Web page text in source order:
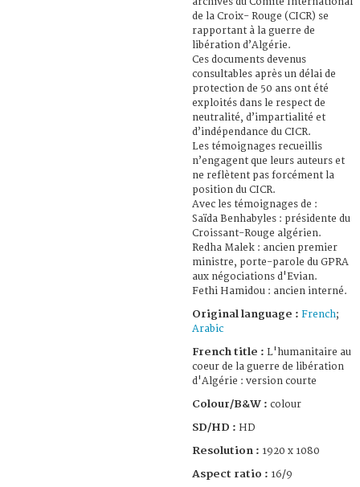
de la Croix- Rouge (CICR) se
rapportant à la guerre de
libération d’Algérie.
Ces documents devenus
consultables après un délai de
protection de 50 ans ont été
exploités dans le respect de
neutralité, d’impartialité et
d’indépendance du CICR.
Les témoignages recueillis
n’engagent que leurs auteurs et
ne reflètent pas forcément la
position du CICR.
Avec les témoignages de :
Saïda Benhabyles : présidente du
Croissant-Rouge algérien.
Redha Malek : ancien premier
ministre, porte-parole du GPRA
aux négociations d'Evian.
Fethi Hamidou : ancien interné.
Original language : French;
Arabic
French title : L'humanitaire au
coeur de la guerre de libération
d'Algérie : version courte
Colour/B&W : colour
SD/HD : HD
Resolution : 1920 x 1080
Aspect ratio : 16/9